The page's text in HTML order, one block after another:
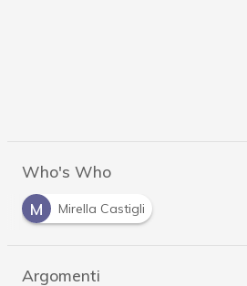
Who's Who
M
Mirella Castigli
Argomenti